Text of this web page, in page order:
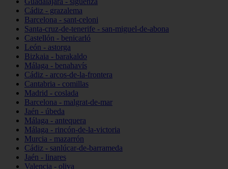
Cádiz - grazalema
Barcelona - sant-celoni
Santa-cruz-de-tenerife - san-miguel-de-abona
Castellón - benicarló
León - astorga
Bizkaia - barakaldo
Málaga - benahavís
Cádiz - arcos-de-la-frontera
Cantabria - comillas
Madrid - coslada
Barcelona - malgrat-de-mar
Jaén - úbeda
Málaga - antequera
Málaga - rincón-de-la-victoria
Murcia - mazarrón
Cádiz - sanlúcar-de-barrameda
Jaén - linares
Valencia - oliva